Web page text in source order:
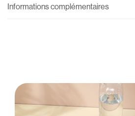
Informations complémentaires